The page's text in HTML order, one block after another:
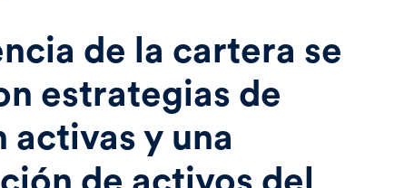
de la cartera se
estrategias de
activas y una